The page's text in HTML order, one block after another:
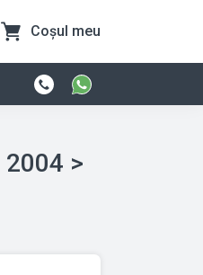
Coșul meu